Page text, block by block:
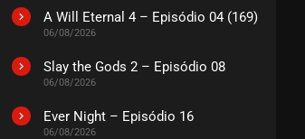
ASSISTIDO
EPISÓDIO 115 A 117
A Will Eternal 4 – Episódio 04 (169)
06/08/2026
Slay the Gods 2 – Episódio 08
06/08/2026
Ever Night – Episódio 16
06/08/2026